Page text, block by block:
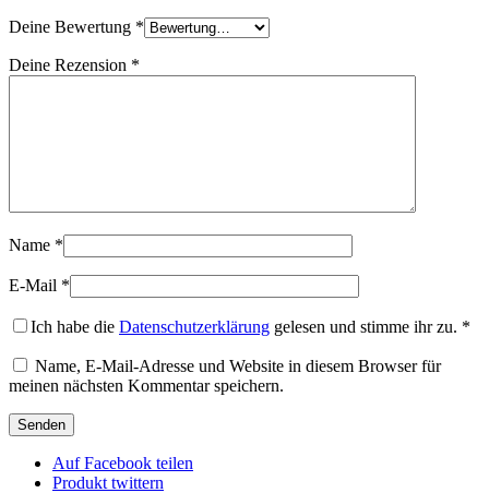
Deine Bewertung *
Deine Rezension *
Name *
E-Mail *
Ich habe die Datenschutzerklärung gelesen und stimme ihr zu. *
Name, E-Mail-Adresse und Website in diesem Browser für
meinen nächsten Kommentar speichern.
Auf Facebook teilen
Produkt twittern